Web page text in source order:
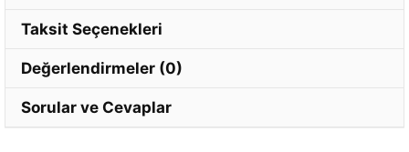
Taksit Seçenekleri
Değerlendirmeler (0)
Sorular ve Cevaplar